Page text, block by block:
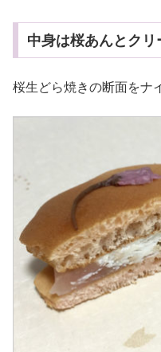
中身は桜あんとクリ
桜生どら焼きの断面をナ